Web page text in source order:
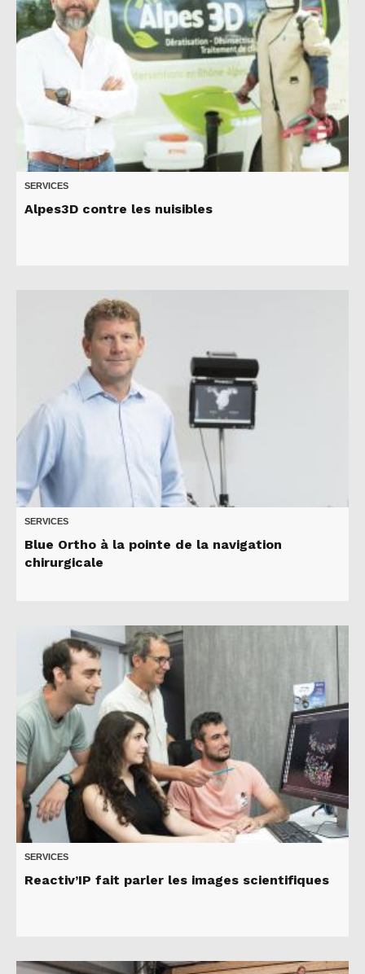
SERVICES
Alpes3D contre les nuisibles
SERVICES
Blue Ortho à la pointe de la navigation
chirurgicale
SERVICES
Reactiv’IP fait parler les images scientifiques